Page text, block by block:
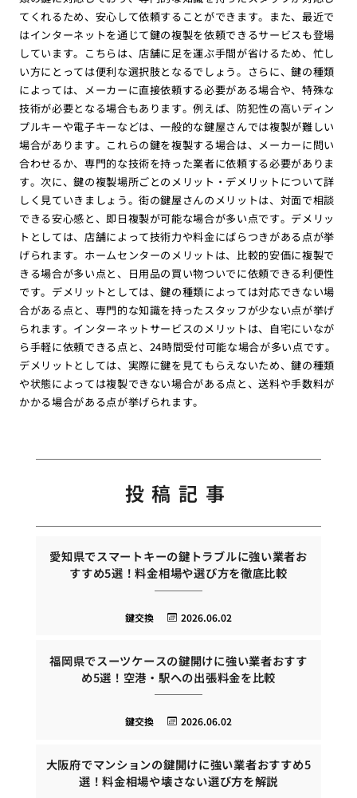
てくれるため、安心して依頼することができます。また、最近で
はインターネットを通じて鍵の複製を依頼できるサービスも登場
しています。こちらは、店舗に足を運ぶ手間が省けるため、忙し
い方にとっては便利な選択肢となるでしょう。さらに、鍵の種類
によっては、メーカーに直接依頼する必要がある場合や、特殊な
技術が必要となる場合もあります。例えば、防犯性の高いディン
プルキーや電子キーなどは、一般的な鍵屋さんでは複製が難しい
場合があります。これらの鍵を複製する場合は、メーカーに問い
合わせるか、専門的な技術を持った業者に依頼する必要がありま
す。次に、鍵の複製場所ごとのメリット・デメリットについて詳
しく見ていきましょう。街の鍵屋さんのメリットは、対面で相談
できる安心感と、即日複製が可能な場合が多い点です。デメリッ
トとしては、店舗によって技術力や料金にばらつきがある点が挙
げられます。ホームセンターのメリットは、比較的安価に複製で
きる場合が多い点と、日用品の買い物ついでに依頼できる利便性
です。デメリットとしては、鍵の種類によっては対応できない場
合がある点と、専門的な知識を持ったスタッフが少ない点が挙げ
られます。インターネットサービスのメリットは、自宅にいなが
ら手軽に依頼できる点と、24時間受付可能な場合が多い点です。
デメリットとしては、実際に鍵を見てもらえないため、鍵の種類
や状態によっては複製できない場合がある点と、送料や手数料が
かかる場合がある点が挙げられます。
投稿記事
愛知県でスマートキーの鍵トラブルに強い業者お
すすめ5選！料金相場や選び方を徹底比較
2026.06.02
鍵交換
福岡県でスーツケースの鍵開けに強い業者おすす
め5選！空港・駅への出張料金を比較
2026.06.02
鍵交換
大阪府でマンションの鍵開けに強い業者おすすめ5
選！料金相場や壊さない選び方を解説